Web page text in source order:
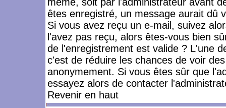
êtes enregistré, un message aurait dû
Si vous avez reçu un e-mail, suivez
l'avez pas reçu, alors êtes-vous bien
de l'enregistrement est valide ? L'une
c'est de réduire les chances de voir
anonymement. Si vous êtes sûr que
essayez alors de contacter
Revenir en haut